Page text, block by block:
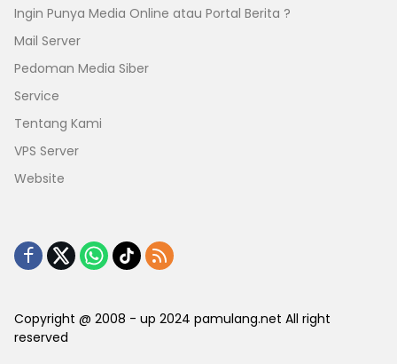
Ingin Punya Media Online atau Portal Berita ?
Mail Server
Pedoman Media Siber
Service
Tentang Kami
VPS Server
Website
Copyright @ 2008 - up 2024 pamulang.net All right
reserved